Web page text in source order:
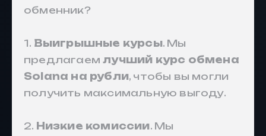
обменник?
1. Выигрышные курсы. Мы
предлагаемлучший курс обмена
Solana на рубли, чтобы вы могли
получить максимальную выгоду.
2. Низкие комиссии. Мы